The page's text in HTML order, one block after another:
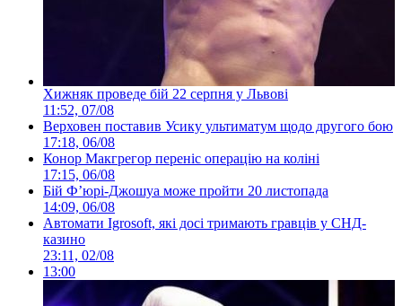
Хижняк проведе бій 22 серпня у Львові
11:52, 07/08
Верховен поставив Усику ультиматум щодо другого бою
17:18, 06/08
Конор Макгрегор переніс операцію на коліні
17:15, 06/08
Бій Ф’юрі-Джошуа може пройти 20 листопада
14:09, 06/08
Автомати Igrosoft, які досі тримають гравців у СНД-
казино
23:11, 02/08
13:00